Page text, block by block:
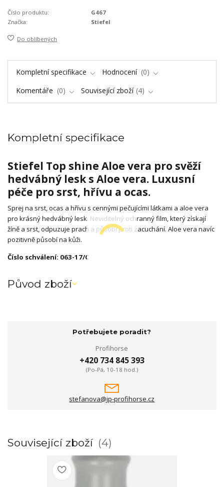
Číslo produktu:
G467
Značka:
Stiefel
Do oblíbených
Kompletní specifikace Hodnocení
0
Komentáře
0 Související zboží 4
Kompletní specifikace
Stiefel Top shine Aloe vera pro svěží
hedvábný lesk s Aloe vera. Luxusní
péče pro srst, hřívu a ocas.
Sprej na srst, ocas a hřívu s cennými pečujícími látkami a aloe vera
pro krásný hedvábný lesk. Neviditelný ochranný film, který získají
žíně a srst, odpuzuje prach a působí proti zacuchání. Aloe vera navíc
pozitivně působí na kůži.
Číslo schválení: 063-17/C
Původ zboží
Potřebujete poradit?
Profihorse
+420 734 845 393
(Po-Pá, 10-18 hod.)
stefanova@jp-profihorse.cz
Související zboží 4